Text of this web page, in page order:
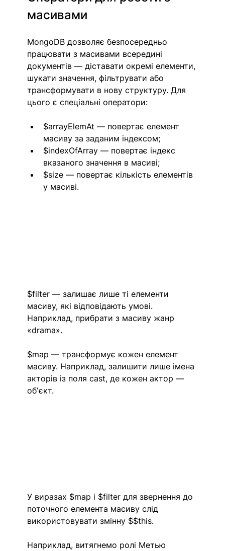
масивами
MongoDB дозволяє безпосередньо
працювати з масивами всередині
документів — діставати окремі елементи,
шукати значення, фільтрувати або
трансформувати в нову структуру. Для
цього є спеціальні оператори:
$arrayElemAt — повертає елемент
масиву за заданим індексом;
$indexOfArray — повертає індекс
вказаного значення в масиві;
$size — повертає кількість елементів
у масиві.
$filter — залишає лише ті елементи
масиву, які відповідають умові.
Наприклад, прибрати з масиву жанр
«drama».
$map — трансформує кожен елемент
масиву. Наприклад, залишити лише імена
акторів із поля cast, де кожен актор —
обʼєкт.
У виразах $map і $filter для звернення до
поточного елемента масиву слід
використовувати змінну $$this.
Наприклад, витягнемо ролі Метью